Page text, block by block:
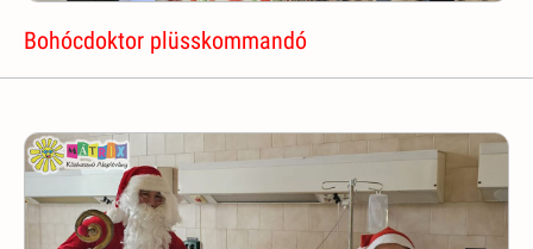
Bohócdoktor plüsskommandó